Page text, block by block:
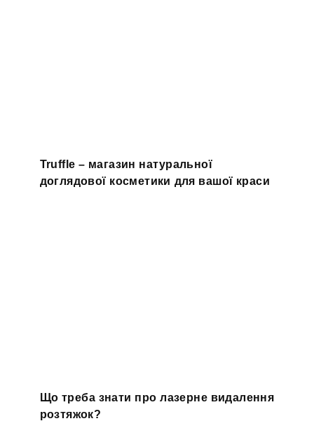
Truffle – магазин натуральної
доглядової косметики для вашої краси
Що треба знати про лазерне видалення
розтяжок?